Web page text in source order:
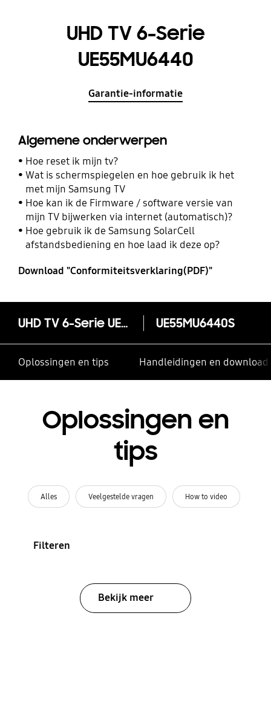
UHD TV 6-Serie
UE55MU6440
Garantie-informatie
Algemene onderwerpen
Hoe reset ik mijn tv?
Wat is schermspiegelen en hoe gebruik ik het
met mijn Samsung TV
Hoe kan ik de Firmware / software versie van
mijn TV bijwerken via internet (automatisch)?
Hoe gebruik ik de Samsung SolarCell
afstandsbediening en hoe laad ik deze op?
Download "Conformiteitsverklaring(PDF)"
UHD TV 6-Serie UE55MU6440 UE55MU6440S
Oplossingen en tips Handleidingen en
Oplossingen en
tips
Alles Veelgestelde vragen How to video
Filteren
Bekijk meer